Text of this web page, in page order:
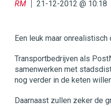
RM 21-12-2012 @ 10:18
Een leuk maar onrealistisch
Transportbedrijven als
samenwerken met
nog verder in de keten
Daarnaast zullen zeker de